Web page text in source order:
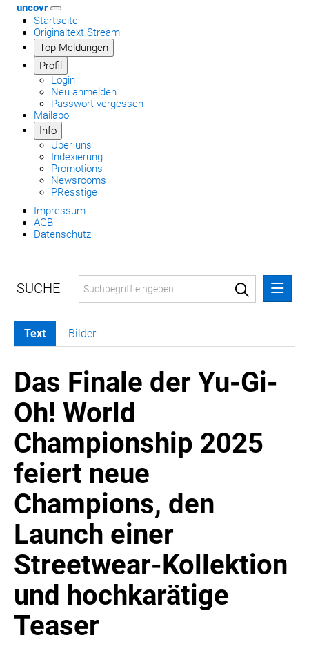
uncovr
Startseite
Originaltext Stream
Top Meldungen
Profil
Login
Neu anmelden
Passwort vergessen
Mailabo
Info
Über uns
Indexierung
Promotions
Newsrooms
PResstige
Impressum
AGB
Datenschutz
MELDUNGEN
SWORDFISH
AURA
AWOL VISION
BESTATTUNG HIMMELBLAU
CARRERA
EORA
OPTIMUM NUTRITION
PROF. GEORGE BIRKMAYER NADH
PUSTEFIX
META COMMUNICATION
REVELL
SONOS DE
Text Bilder
Das Finale der Yu-Gi-
Oh! World
Championship 2025
feiert neue
Champions, den
Launch einer
Streetwear-Kollektion
und hochkarätige
Teaser